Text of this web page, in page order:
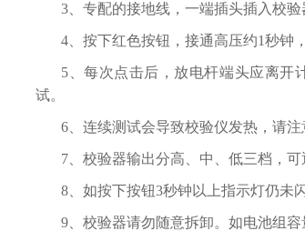
3、专配的接地线，一端插头插入校
4、按下红色按钮，接通高压约1秒钟
5、每次点击后，放电杆端头应离开
试。
6、连续测试会导致校验仪发热，请
7、校验器输出分高、中、低三档，
8、如按下按钮3秒钟以上指示灯仍未
9、校验器请勿随意拆卸。如电池组